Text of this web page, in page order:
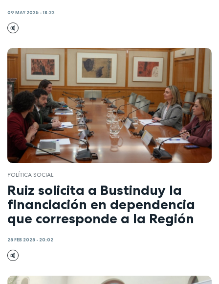
09 MAY 2025 - 18:22
POLÍTICA SOCIAL
Ruiz solicita a Bustinduy la
financiación en dependencia
que corresponde a la Región
25 FEB 2025 - 20:02